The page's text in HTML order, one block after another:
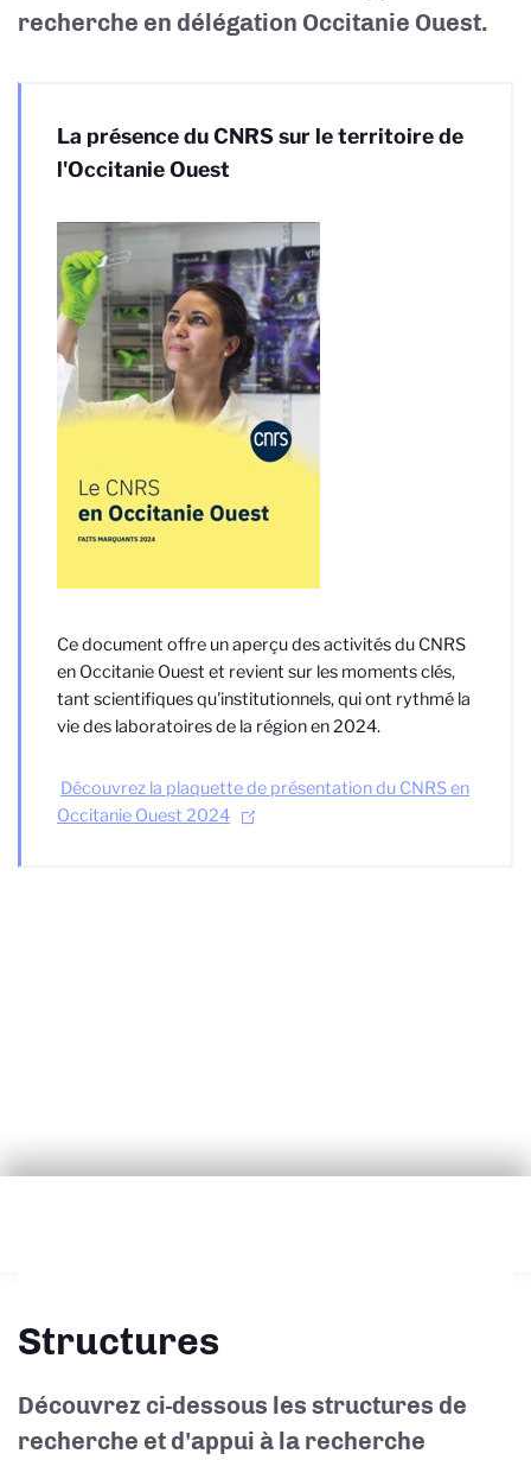
recherche en délégation Occitanie Ouest.
La présence du CNRS sur le territoire de
l'Occitanie Ouest
Ce document offre un aperçu des activités du CNRS
en Occitanie Ouest et revient sur les moments clés,
tant scientifiques qu'institutionnels, qui ont rythmé la
vie des laboratoires de la région en 2024.
Découvrez la plaquette de présentation du CNRS en
Occitanie Ouest 2024
Structures
Découvrez ci-dessous les structures de
recherche et d'appui à la recherche